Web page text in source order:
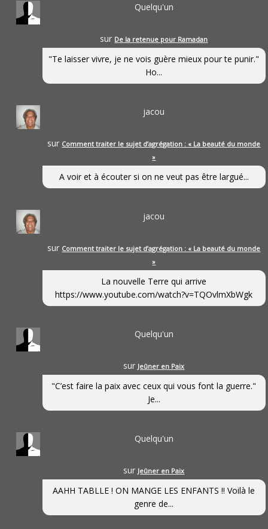
Quelqu'un
sur De la retenue pour Ramadan
"Te laisser vivre, je ne vois guère mieux pour te punir."
Ho...
jacou
sur Comment traiter le sujet d’agrégation : « La beauté du monde
»
A voir et à écouter si on ne veut pas être largué...
jacou
sur Comment traiter le sujet d’agrégation : « La beauté du monde
»
La nouvelle Terre qui arrive
https://www.youtube.com/watch?v=TQOvlmXbWgk
Quelqu'un
sur Jeûner en Paix
"C’est faire la paix avec ceux qui vous font la guerre."
Je...
Quelqu'un
sur Jeûner en Paix
AAHH TABLLE ! ON MANGE LES ENFANTS !! Voilà le
genre de...